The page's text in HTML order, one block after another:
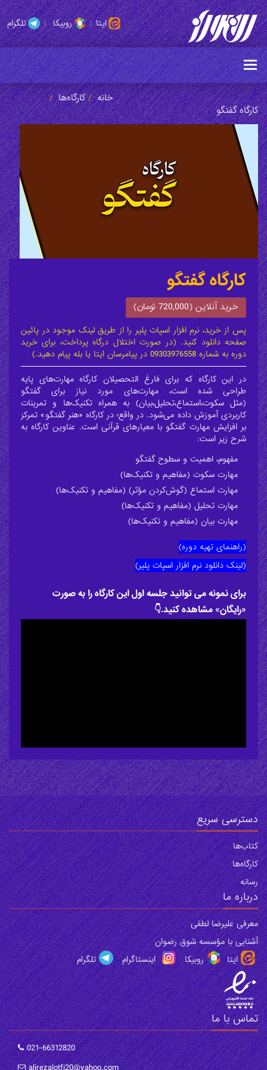
ایتا | روبیکا | تلگرام
خانه / کارگاه‌ها /
کارگاه گفتگو
کارگاه گفتگو
خرید آنلاین (720,000 تومان)
پس از خرید، نرم افزار اسپات پلیر را از طریق لینک موجود در پائین
صفحه دانلود کنید. (در صورت اختلال درگاه پرداخت، برای خرید
دوره به شماره 09303976558 در پیامرسان ایتا یا بله پیام دهید.)
در اين کارگاه که برای فارغ التحصيلان کارگاه مهارت­‌های پايه
طراحی شده ­است، مهارت‌ها­ی مورد نياز برای گفتگو
(مثلسکوت،استماع،تحليل،بيان) به همراه تکنيک­‌ها و تمرينات
کاربردی آموزش داده می‌شود. در واقع؛ در کارگاه «هنر گفتگو» تمرکز
بر افزايش مهارت گفتگو با معيارهای قرآنی است. عناوين کارگاه به
شرح زير است:
مفهوم، اهميت و سطوح گفتگو
مهارت سکوت (مفاهيم و تکنيک‌ها)
مهارت استماع (گوش‌کردن مؤثر) (مفاهيم و تکنيک‌ها)
مهارت تحليل (مفاهيم و تکنيک‌ها)
مهارت بيان (مفاهيم و تکنيک‌ها)
(راهنمای تهیه دوره)
(لینک دانلود نرم افزار اسپات پلیر)
برای نمونه می توانید جلسه اول این کارگاه را به صورت
«رایگان» مشاهده کنید.👇
دسترسی سریع
کتاب‌ها
‌کارگاه‌ها
رسانه
درباره ما
معرفی علیرضا لطفی
آشنایی با مؤسسه شوق رضوان
ایتا
روبیکا اینستاگرام تلگرام
تماس با ما
021-66312820